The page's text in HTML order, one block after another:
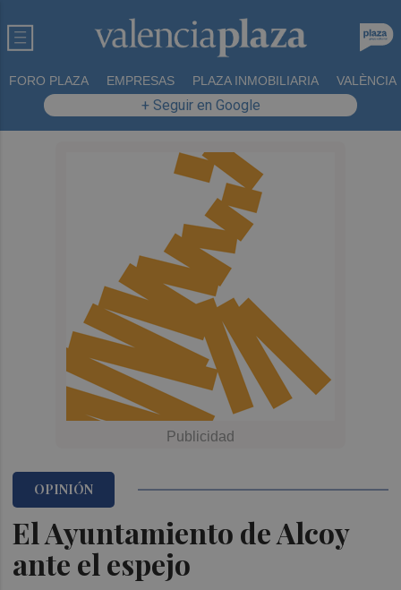
FORO PLAZA EMPRESAS PLAZA INMOBILIARIA VALÈNCIA
+ Seguir en Google
El Ayuntamiento de Alcoy
ante el espejo
OPINIÓN